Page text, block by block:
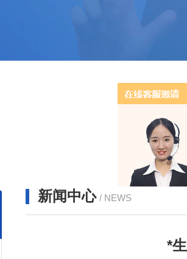
新闻中心 / NEWS
*